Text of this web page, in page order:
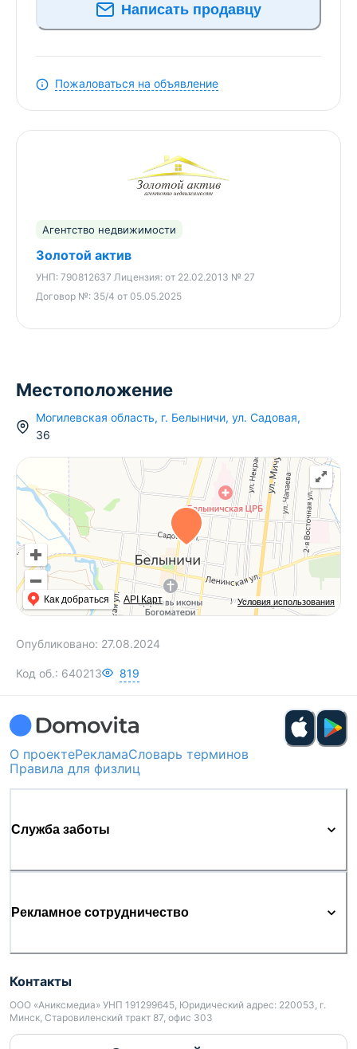
Написать продавцу
Пожаловаться на объявление
Агентство недвижимости
Золотой актив
УНП: 790812637 Лицензия: от 22.02.2013 № 27
Договор №: 35/4 от 05.05.2025
Местоположение
Могилевская область, г. Белыничи, ул. Садовая,
36
Условия использования
Как добраться API Карт
Опубликовано: 27.08.2024
Код об.: 640213 819
О проектеРекламаСловарь терминов
Правила для физлиц
Служба заботы
Рекламное сотрудничество
Контакты
ООО «Аниксмедиа» УНП 191299645, Юридический адрес: 220053, г.
Минск, Старовиленский тракт 87, офис 303